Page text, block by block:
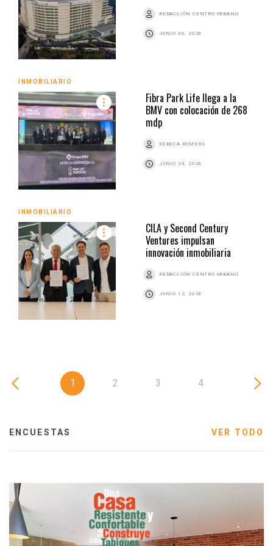
REDACCIÓN CENTRO URBANO
JUNIO 30, 2026
INMOBILIARIO
Fibra Park Life llega a la
BMV con colocación de 268
mdp
REBECA ROMERO
JUNIO 23, 2026
INMOBILIARIO
CILA y Second Century
Ventures impulsan
innovación inmobiliaria
REDACCIÓN CENTRO URBANO
JUNIO 12, 2026
1 2 3 4
ENCUESTAS VER TODO